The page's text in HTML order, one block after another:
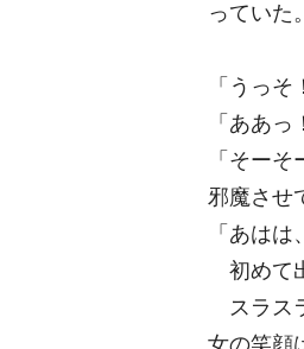
っていた。
「うっ
「ああ
「そー
邪魔させ
「あは
初めて
スラス
女の笑顔